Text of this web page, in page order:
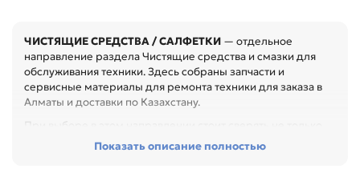
ЧИСТЯЩИЕ СРЕДСТВА / САЛФЕТКИ — отдельное
направление раздела Чистящие средства и смазки для
обслуживания техники. Здесь собраны запчасти и
сервисные материалы для ремонта техники для заказа в
Алматы и доставки по Казахстану.
При выборе в этом направлении стоит сверять не только
название товара, но и технические параметры в карточке.
Показать описание полностью